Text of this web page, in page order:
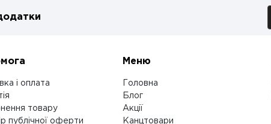
і оплата
товару
публічної оферти
Меню
Головна
Блог
Акції
Канцтовари